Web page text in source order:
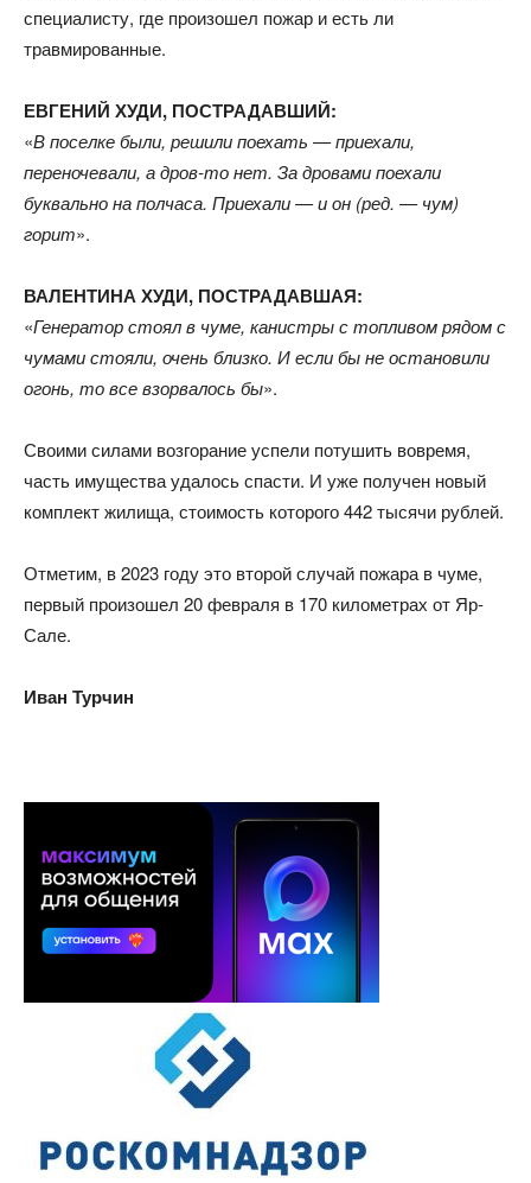
специалисту, где произошел пожар и есть ли
травмированные.
ЕВГЕНИЙ ХУДИ, ПОСТРАДАВШИЙ:
«В поселке были, решили поехать — приехали,
переночевали, а дров-то нет. За дровами поехали
буквально на полчаса. Приехали — и он (ред. — чум)
горит».
ВАЛЕНТИНА ХУДИ, ПОСТРАДАВШАЯ:
«Генератор стоял в чуме, канистры с топливом рядом с
чумами стояли, очень близко. И если бы не остановили
огонь, то все взорвалось бы».
Своими силами возгорание успели потушить вовремя,
часть имущества удалось спасти. И уже получен новый
комплект жилища, стоимость которого 442 тысячи рублей.
Отметим, в 2023 году это второй случай пожара в чуме,
первый произошел 20 февраля в 170 километрах от Яр-
Сале.
Иван Турчин